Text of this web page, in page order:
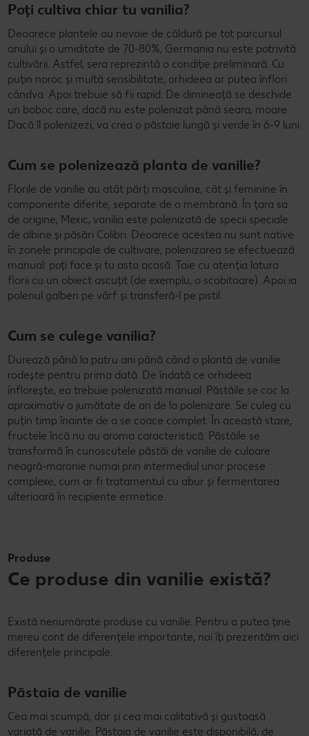
Poți cultiva chiar tu vanilia?
Deoarece plantele au nevoie de căldură pe tot parcursul
anului și o umiditate de 70-80%, Germania nu este potrivită
cultivării. Astfel, sera reprezintă o condiție preliminară. Cu
puțin noroc și multă sensibilitate, orhideea ar putea înflori
cândva. Apoi trebuie să fii rapid: De dimineață se deschide
un boboc care, dacă nu este polenizat până seara, moare.
Dacă îl polenizezi, va crea o păstaie lungă și verde în 6-9 luni.
Cum se polenizează planta de vanilie?
Florile de vanilie au atât părți masculine, cât și feminine în
componente diferite, separate de o membrană. În țara sa
de origine, Mexic, vanilia este polenizată de specii speciale
de albine și păsări Colibri. Deoarece acestea nu sunt native
în zonele principale de cultivare, polenizarea se efectuează
manual: poți face și tu asta acasă. Taie cu atenția latura
florii cu un obiect ascuțit (de exemplu, o scobitoare). Apoi ia
polenul galben pe vârf și transferă-l pe pistil.
Cum se culege vanilia?
Durează până la patru ani până când o plantă de vanilie
rodește pentru prima dată. De îndată ce orhideea
înflorește, ea trebuie polenizată manual. Păstăile se coc la
aproximativ o jumătate de an de la polenizare. Se culeg cu
puțin timp înainte de a se coace complet. În această stare,
fructele încă nu au aroma caracteristică. Păstăile se
transformă în cunoscutele păstăi de vanilie de culoare
neagră-maronie numai prin intermediul unor procese
complexe, cum ar fi tratamentul cu abur și fermentarea
ulterioară în recipiente ermetice.
Produse
Ce produse din vanilie există?
Există nenumărate produse cu vanilie. Pentru a putea ține
mereu cont de diferențele importante, noi îți prezentăm aici
diferențele principale.
Păstaia de vanilie
Cea mai scumpă, dar și cea mai calitativă și gustoasă
variată de vanilie. Păstaia de vanilie este disponibilă, de